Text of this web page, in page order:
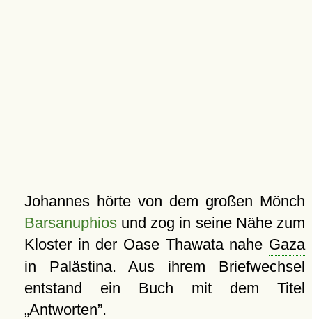
Johannes hörte von dem großen Mönch
Barsanuphiosund zog in seine Nähe zum
Kloster in der Oase Thawata nahe Gaza
in Palästina. Aus ihrem Briefwechsel
entstand ein Buch mit dem Titel
Antworten .